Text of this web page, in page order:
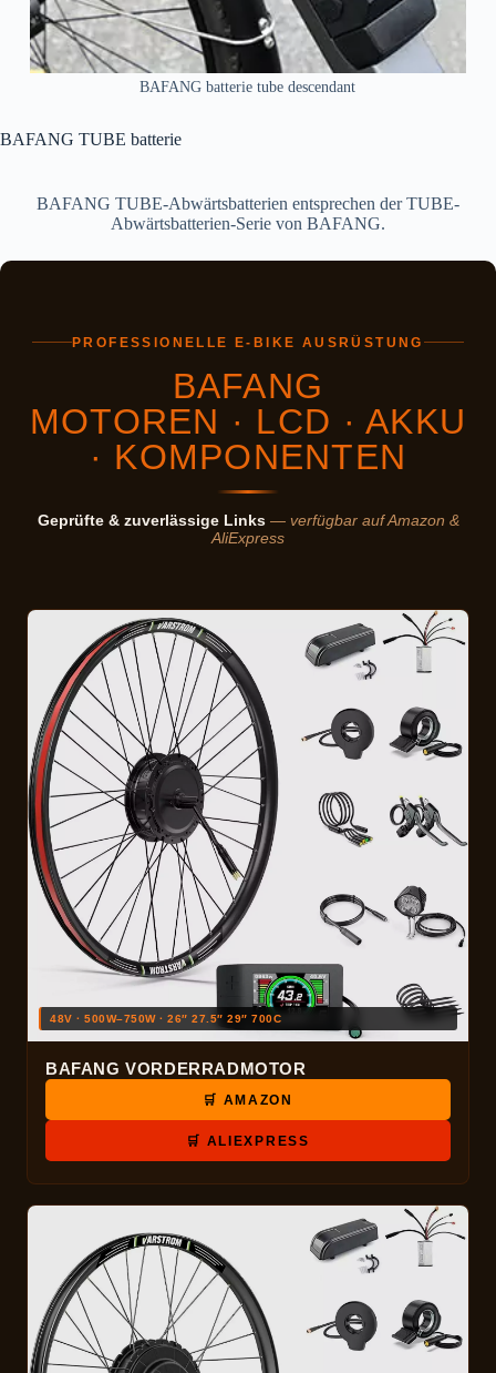
BAFANG batterie tube descendant
BAFANG TUBE batterie
BAFANG TUBE-Abwärtsbatterien entsprechen der TUBE-
Abwärtsbatterien-Serie von BAFANG.
PROFESSIONELLE E-BIKE AUSRÜSTUNG
BAFANG
MOTOREN · LCD · AKKU
· KOMPONENTEN
Geprüfte & zuverlässige Links— verfügbar auf Amazon &
AliExpress
48V · 500W–750W · 26″ 27.5″ 29″ 700C
BAFANG VORDERRADMOTOR
🛒 AMAZON
🛒 ALIEXPRESS